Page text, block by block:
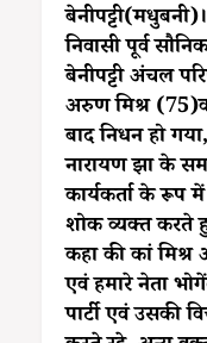
निवासी पूर्व
बेनीपट्टी अंचल
अरुण मिश्र
बाद निधन हो
नारायण झा के
कार्यकर्ता के रूप
शोक व्यक्त करते
कहा की कां मिश्र
एवं हमारे नेता
पार्टी एवं उसकी